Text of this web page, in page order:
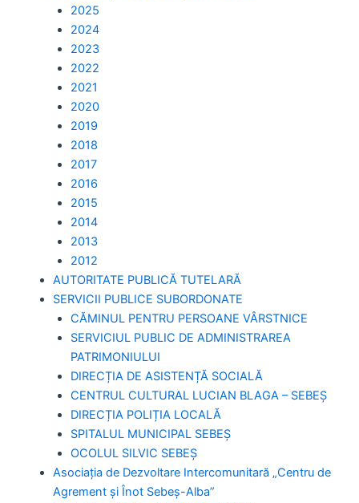
2025
2024
2023
2022
2021
2020
2019
2018
2017
2016
2015
2014
2013
2012
AUTORITATE PUBLICĂ TUTELARĂ
SERVICII PUBLICE SUBORDONATE
CĂMINUL PENTRU PERSOANE VÂRSTNICE
SERVICIUL PUBLIC DE ADMINISTRAREA
PATRIMONIULUI
DIRECȚIA DE ASISTENȚĂ SOCIALĂ
CENTRUL CULTURAL LUCIAN BLAGA – SEBEȘ
DIRECȚIA POLIȚIA LOCALĂ
SPITALUL MUNICIPAL SEBEȘ
OCOLUL SILVIC SEBEȘ
Asociația de Dezvoltare Intercomunitară „Centru de
Agrement și Înot Sebeș-Alba”